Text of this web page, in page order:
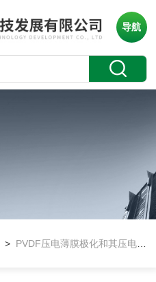
导航
> PVDF压电薄膜极化和其压电如何进行测试的方法及采用设备